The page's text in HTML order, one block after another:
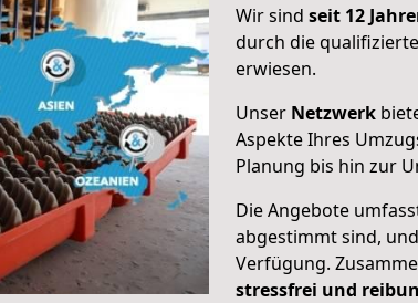
Wir sind seit 12
durch die
erwiesen.
Unser Netzwerk
Aspekte Ihres
Planung bis hin zur
Die Angebote
abgestimmt sind,
Verfügung.
stressfrei und